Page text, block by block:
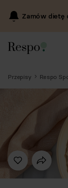
Zamów dietę
Przepisy Respo